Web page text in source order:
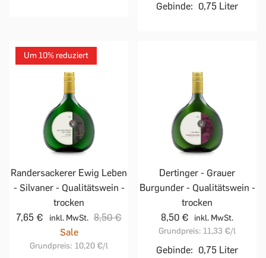
Gebinde: 0,75 Liter
Um 10% reduziert
Randersackerer Ewig Leben
- Silvaner - Qualitätswein -
trocken
7,65 €
inkl. MwSt. 8,50 €
Sale
Grundpreis: 10,20 €/l
Dertinger - Grauer
Burgunder - Qualitätswein -
trocken
8,50 €
inkl. MwSt.
Grundpreis: 11,33 €/l
Gebinde: 0,75 Liter